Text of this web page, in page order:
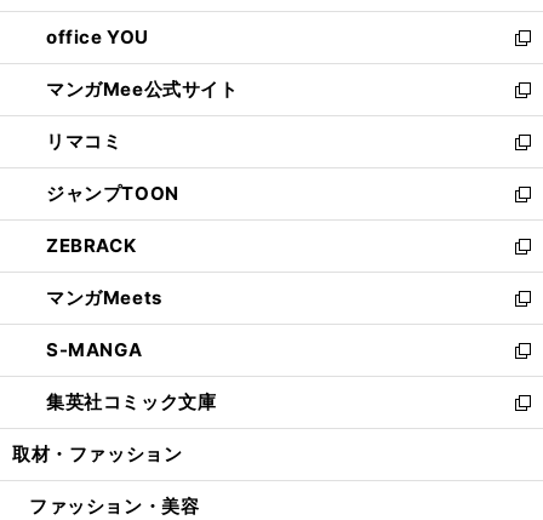
開
く
ウ
で
開
く
ウ
ィ
ン
ド
ウ
で
開
く
し
い
ウ
ィ
ン
ド
ウ
で
開
く
office YOU
新
し
い
ウ
ィ
ン
ド
ウ
で
開
く
マンガMee公式サイト
新
し
い
ウ
ィ
ン
ド
ウ
で
開
く
リマコミ
新
し
い
ウ
ィ
ン
ド
ウ
で
開
く
ジャンプTOON
新
し
い
ウ
ィ
ン
ド
ウ
で
開
ZEBRACK
新
し
い
ウ
ィ
ン
ド
ウ
開
マンガMeets
新
し
い
ウ
ィ
ン
ウ
S-MANGA
新
し
い
ウ
ン
集英社コミック文庫
新
し
ウ
取材・ファッション
ファッション・美容